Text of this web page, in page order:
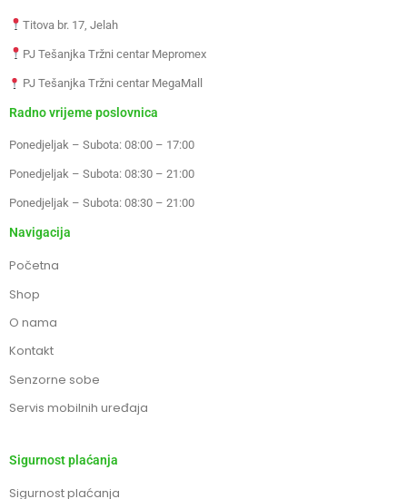
Titova br. 17, Jelah
PJ Tešanjka Tržni centar Mepromex
PJ Tešanjka Tržni centar MegaMall
Radno vrijeme poslovnica
Ponedjeljak – Subota: 08:00 – 17:00
Ponedjeljak – Subota: 08:30 – 21:00
Ponedjeljak – Subota: 08:30 – 21:00
Navigacija
Početna
Shop
O nama
Kontakt
Senzorne sobe
Servis mobilnih uređaja
Sigurnost plaćanja
Sigurnost plaćanja